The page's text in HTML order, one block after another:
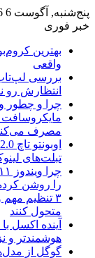
پنج‌شنبه, آگوست 6 2026
خبر فوری
واقعی
انتظارش رو
چرا و چطور ویندوز ۱۱ هوم رو به
مصرف
تبلت‌های
را روشن
۳ تنظیم مهم
متحول کنند
هوشمندتر و